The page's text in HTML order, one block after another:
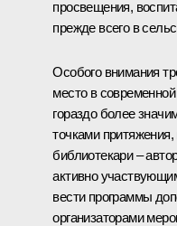
просвещения,
прежде всего в
Особого внимания
место в
гораздо более
точками притяжения,
библиотекари –
активно
вести программы
организаторами